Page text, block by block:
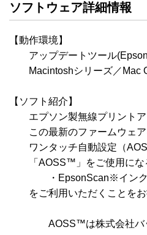
ソフトウェア詳細情報
【動作環境】
アップデートツール
Macintoshシリーズ／Mac
【ソフト紹介】
エプソン製無線プリントア
この最新のファームウェア
ワンタッチ自動設定（
「AOSS™」をご使用にな
・EpsonScan※インクジェ
をご利用いただくことをお
AOSS™は株式会社バッ